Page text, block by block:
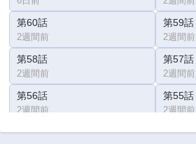
第60話
2週間前
第59話
2週間前
第58話
2週間前
第57話
2週間前
第56話
2週間前
第55話
2週間前
第54話 第53話